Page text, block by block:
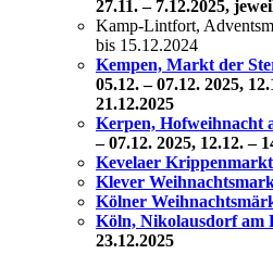
27.11. – 7.12.2025,
Kamp-Lintfort,
bis 15.12.2024
Kempen, Markt der
05.12. – 07.12. 2025,
21.12.2025
Kerpen, Hofweihnacht
– 07.12. 2025, 12.12. –
Kevelaer Krippenmarkt
Klever
Kölner
Köln, Nikolausdorf am
23.12.2025